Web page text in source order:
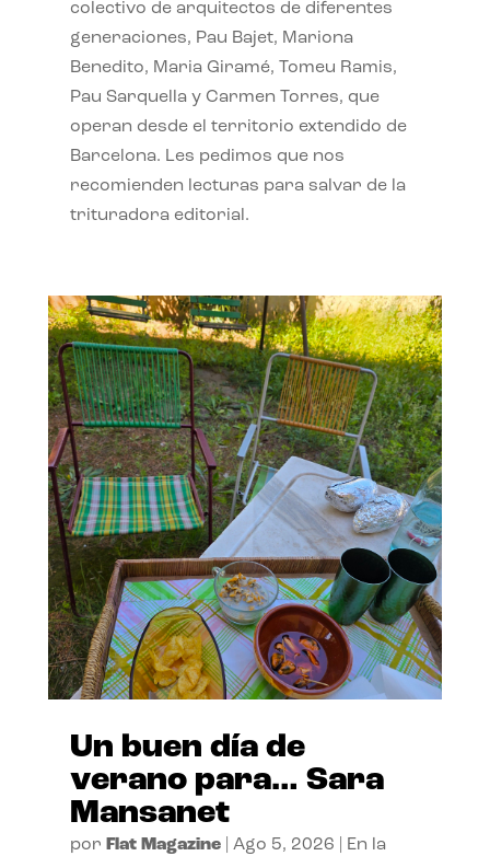
colectivo de arquitectos de diferentes
generaciones, Pau Bajet, Mariona
Benedito, Maria Giramé, Tomeu Ramis,
Pau Sarquella y Carmen Torres, que
operan desde el territorio extendido de
Barcelona. Les pedimos que nos
recomienden lecturas para salvar de la
trituradora editorial.
Un buen día de
verano para… Sara
Mansanet
por Flat Magazine| Ago 5, 2026
En la